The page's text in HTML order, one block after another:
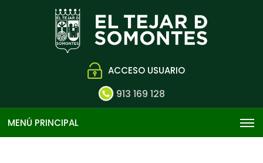
ACCESO USUARIO
913 169 128
MENÚ PRINCIPAL